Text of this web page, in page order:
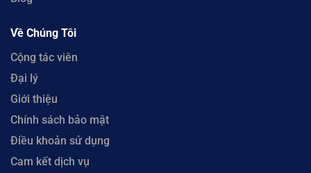
Về Chúng Tôi
Cộng tác viên
Đại lý
Giới thiệu
Chính sách bảo mật
Điều khoản sử dụng
Cam kết dịch vụ